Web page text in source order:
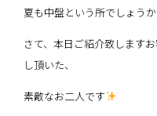
夏も中盤という所でしょうか
さて、本日ご紹介致します
し頂いた、
素敵なお二人です